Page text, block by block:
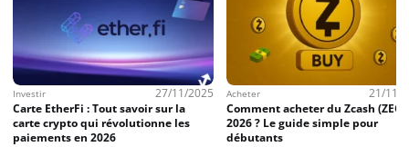
Investir
27/11/2025
Carte EtherFi : Tout savoir sur la
carte crypto qui révolutionne les
paiements en 2026
Acheter
21/11/
Comment acheter du Zcash (ZEC)
2026 ? Le guide simple pour
débutants